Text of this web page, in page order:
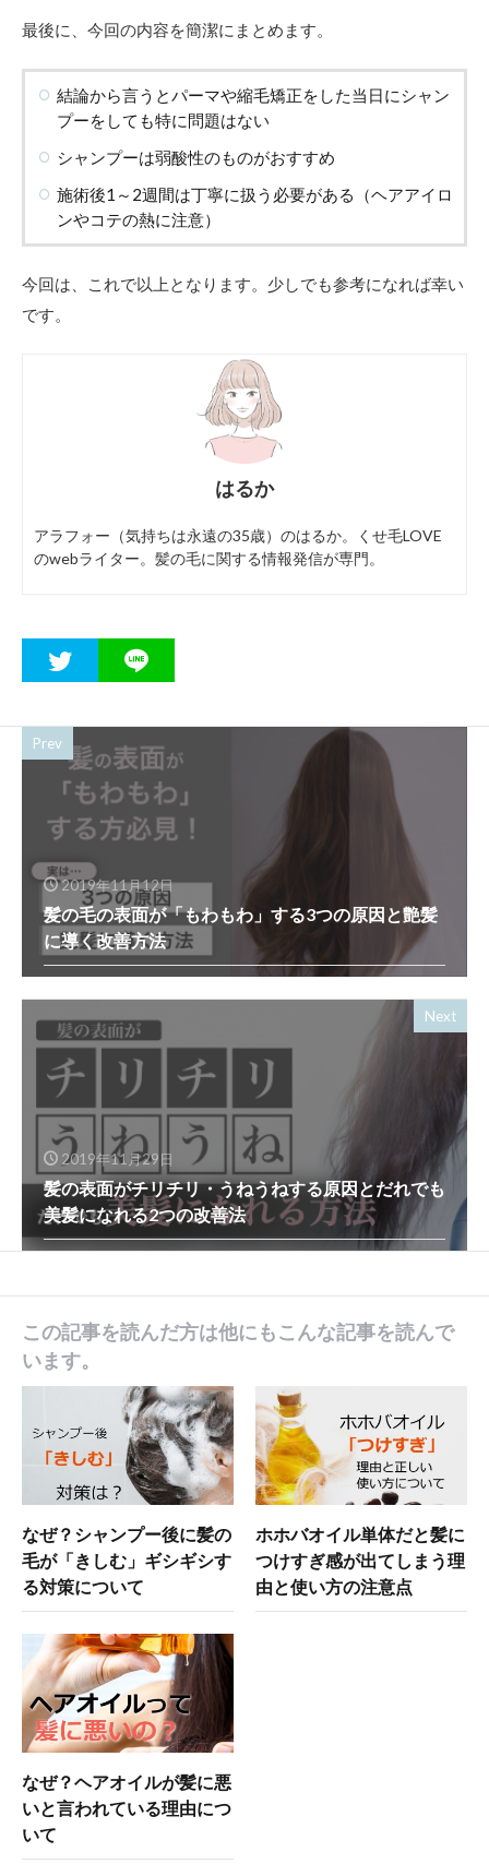
最後に、今回の内容を簡潔にまとめます。
結論から言うとパーマや縮毛矯正をした当日にシャン
プーをしても特に問題はない
シャンプーは弱酸性のものがおすすめ
施術後1～2週間は丁寧に扱う必要がある（ヘアアイロ
ンやコテの熱に注意）
今回は、これで以上となります。少しでも参考になれば幸い
です。
はるか
アラフォー（気持ちは永遠の35歳）のはるか。くせ毛LOVE
のwebライター。髪の毛に関する情報発信が専門。
Prev
2019年11月12日
髪の毛の表面が「もわもわ」する3つの原因と艶髪
に導く改善方法
Next
2019年11月29日
髪の表面がチリチリ・うねうねする原因とだれでも
美髪になれる2つの改善法
この記事を読んだ方は他にもこんな記事を読んで
います。
なぜ？シャンプー後に髪の
毛が「きしむ」ギシギシす
る対策について
ホホバオイル単体だと髪に
つけすぎ感が出てしまう理
由と使い方の注意点
なぜ？ヘアオイルが髪に悪
いと言われている理由につ
いて